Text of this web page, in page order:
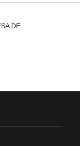
DE